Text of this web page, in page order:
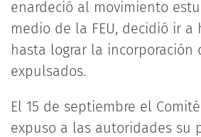
enardeció al movimiento
medio de la FEU, decidió ir a
hasta lograr la incorporación
expulsados.
El 15 de septiembre el
expuso a las autoridades su